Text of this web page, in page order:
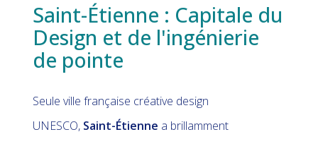
Saint-Étienne : Capitale du
Design et de l'ingénierie
de pointe
Seule ville française créative design
UNESCO, Saint-Étienne a brillamment